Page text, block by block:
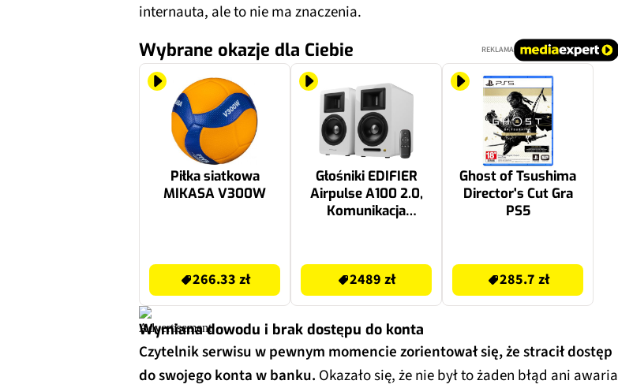
internauta, ale to nie ma znaczenia.
Wybrane okazje dla Ciebie REKLAMA
Piłka siatkowa
MIKASA V300W
266.33 zł
Głośniki EDIFIER
Airpulse A100 2.0,
Komunikacja
2489 zł
Ghost of Tsushima
Director's Cut Gra
PS5
285.7 zł
Wymiana dowodu i brak dostępu do konta
Czytelnik serwisu w pewnym momencie zorientował się, że stracił dostęp
do swojego konta w banku. Okazało się, że nie był to żaden błąd ani awaria